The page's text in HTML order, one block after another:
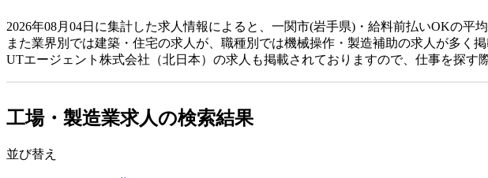
2026年08月04日に集計した求人情報によると、一関市(岩手県)・給料前払いOKの平
また業界別では建築・住宅の求人が、職種別では機械操作・製造補助の求人が多く掲
UTエージェント株式会社（北日本）の求人も掲載されておりますので、仕事を探す
工場・製造業求人の検索結果
並び替え